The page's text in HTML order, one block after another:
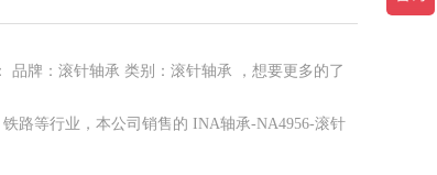
品牌：滚针轴承 类别：滚针轴承 ，想要更多的了
路等行业，本公司销售的 INA轴承-NA4956-滚针